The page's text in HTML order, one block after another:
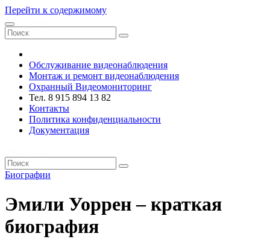
Перейти к содержимому
Обслуживание видеонаблюдения
Монтаж и ремонт видеонаблюдения
Охранный Видеомониторинг
Тел. 8 915 894 13 82
Контакты
Политика конфиденциальности
Документация
Биографии
Эмили Уоррен – краткая
биография